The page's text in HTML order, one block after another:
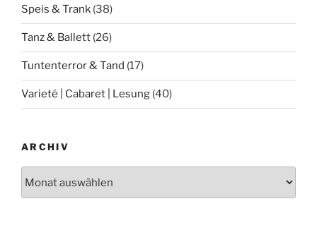
Speis & Trank (38)
Tanz & Ballett (26)
Tuntenterror & Tand (17)
Varieté | Cabaret | Lesung (40)
ARCHIV